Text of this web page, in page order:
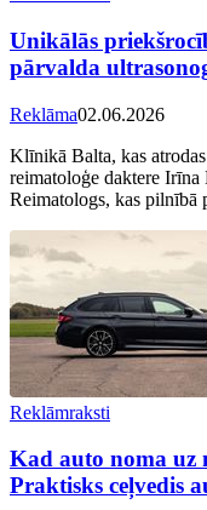
Unikālās
pārvalda
Reklāma02.06.2026
Klīnikā Balta, kas
reimatoloģe daktere
Reimatologs, kas pilnībā
Reklāmraksti
Kad auto noma uz
Praktisks ceļvedis